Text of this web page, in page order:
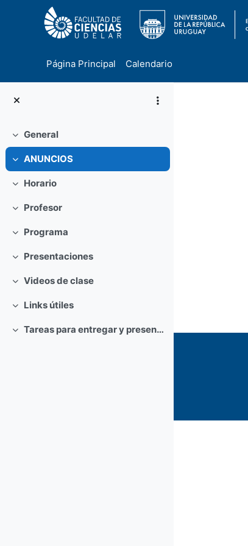
Página Principal Calendario
Colapsar
General
Colapsar
ANUNCIOS
Colapsar
Horario
Colapsar
Profesor
Colapsar
Programa
Colapsar
Presentaciones
Colapsar
Videos de clase
Colapsar
Links útiles
Colapsar Tareas para entregar y presentar